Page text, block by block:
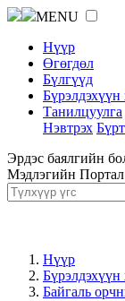
MENU
Нүүр
Өгөгдөл
Бүлгүүд
Бүрэлдэхүүн
Танилцуулга
Нэвтрэх
Эрдэс баялгийн
Мэдлэгийн Портал
Нүүр
Бүрэлдэхүүн
Байгаль